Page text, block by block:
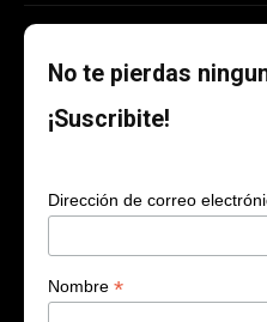
No te pierdas
¡Suscribite!
Dirección de correo
Nombre *